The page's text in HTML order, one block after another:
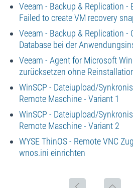
Veeam - Backup & Replication -
Failed to create VM recovery
Veeam - Backup & Replication -
Database bei der
Veeam - Agent for Microsoft
zurücksetzen ohne
WinSCP - Dateiupload/
Remote Maschine - Variant 1
WinSCP - Dateiupload/
Remote Maschine - Variant 2
WYSE ThinOS - Remote VNC
wnos.ini einrichten